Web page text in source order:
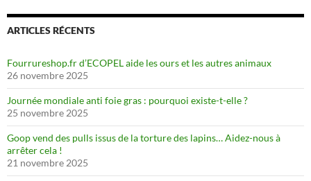
ARTICLES RÉCENTS
Fourrureshop.fr d’ECOPEL aide les ours et les autres animaux
26 novembre 2025
Journée mondiale anti foie gras : pourquoi existe-t-elle ?
25 novembre 2025
Goop vend des pulls issus de la torture des lapins… Aidez-nous à
arrêter cela !
21 novembre 2025